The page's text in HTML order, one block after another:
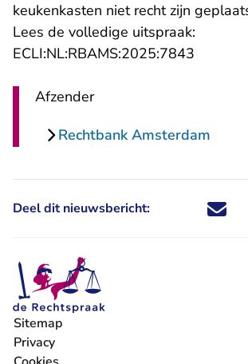
keukenkasten niet recht zijn
Lees de volledige uitspraak:
ECLI:NL:RBAMS:2025:7843
Afzender
Rechtbank Amsterdam
Deel dit nieuwsbericht: Deel dit
Deel dit
Deel
Sitemap
Privacy